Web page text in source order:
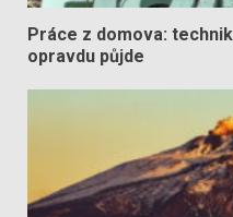
Práce z domova:
opravdu půjde